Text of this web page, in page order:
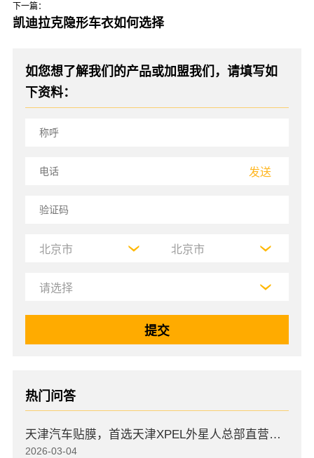
下一篇：
凯迪拉克隐形车衣如何选择
如您想了解我们的产品或加盟我们，请填写如
下资料：
发送
热门问答
天津汽车贴膜，首选天津XPEL外星人总部直营店，高口碑店
2026-03-04